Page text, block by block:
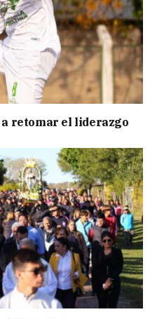
retomar el liderazgo